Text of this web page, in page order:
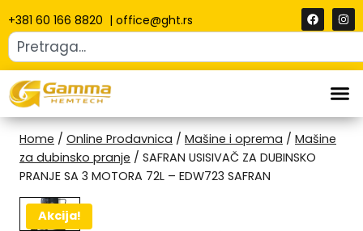
+381 60 166 8820 | office@ght.rs
Home / Online Prodavnica / Mašine i oprema / Mašine
za dubinsko pranje / SAFRAN USISIVAČ ZA DUBINSKO
PRANJE SA 3 MOTORA 72L – EDW723 SAFRAN
Akcija!